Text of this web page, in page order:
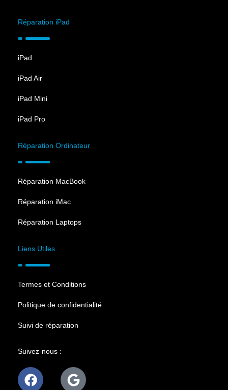
Réparation iPad
iPad
iPad Air
iPad Mini
iPad Pro
Réparation Ordinateur
Réparation MacBook
Réparation iMac
Réparation Laptops
Liens Utiles
Termes et Conditions
Politique de confidentialité
Suivi de réparation
Suivez-nous :